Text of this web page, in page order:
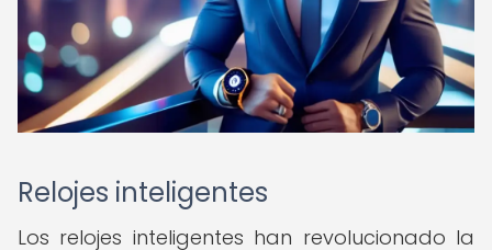
Relojes inteligentes
Los relojes inteligentes han revolucionado la